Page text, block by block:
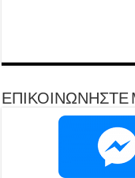
ΕΠΙΚΟΙΝΩΝΗΣΤΕ